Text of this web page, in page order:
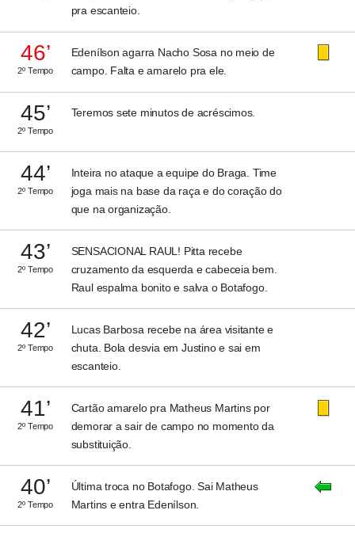
pra escanteio.
46’
2º Tempo
Edenílson agarra Nacho Sosa no meio de
campo. Falta e amarelo pra ele.
45’
2º Tempo
Teremos sete minutos de acréscimos.
44’
2º Tempo
Inteira no ataque a equipe do Braga. Time
joga mais na base da raça e do coração do
que na organização.
43’
2º Tempo
SENSACIONAL RAUL! Pitta recebe
cruzamento da esquerda e cabeceia bem.
Raul espalma bonito e salva o Botafogo.
42’
2º Tempo
Lucas Barbosa recebe na área visitante e
chuta. Bola desvia em Justino e sai em
escanteio.
41’
2º Tempo
Cartão amarelo pra Matheus Martins por
demorar a sair de campo no momento da
substituição.
40’
2º Tempo
Última troca no Botafogo. Sai Matheus
Martins e entra Edenílson.